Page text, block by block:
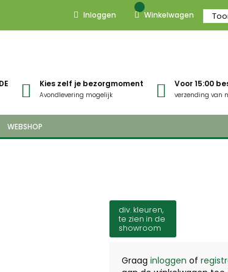
Inloggen Winkelwagen
Kies zelf je bezorgmoment
Avondlevering mogelijk
Voor 15:00
verzending van
WEBSHOP
div. kleuren,
te zien in de
showroom
Graag inloggen of